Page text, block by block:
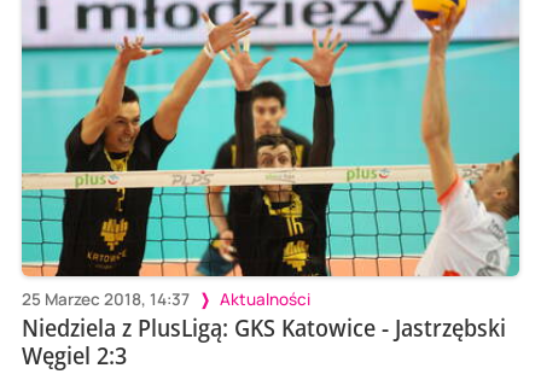
25 Marzec 2018, 14:37 Aktualności
Niedziela z PlusLigą: GKS Katowice - Jastrzębski
Węgiel 2:3